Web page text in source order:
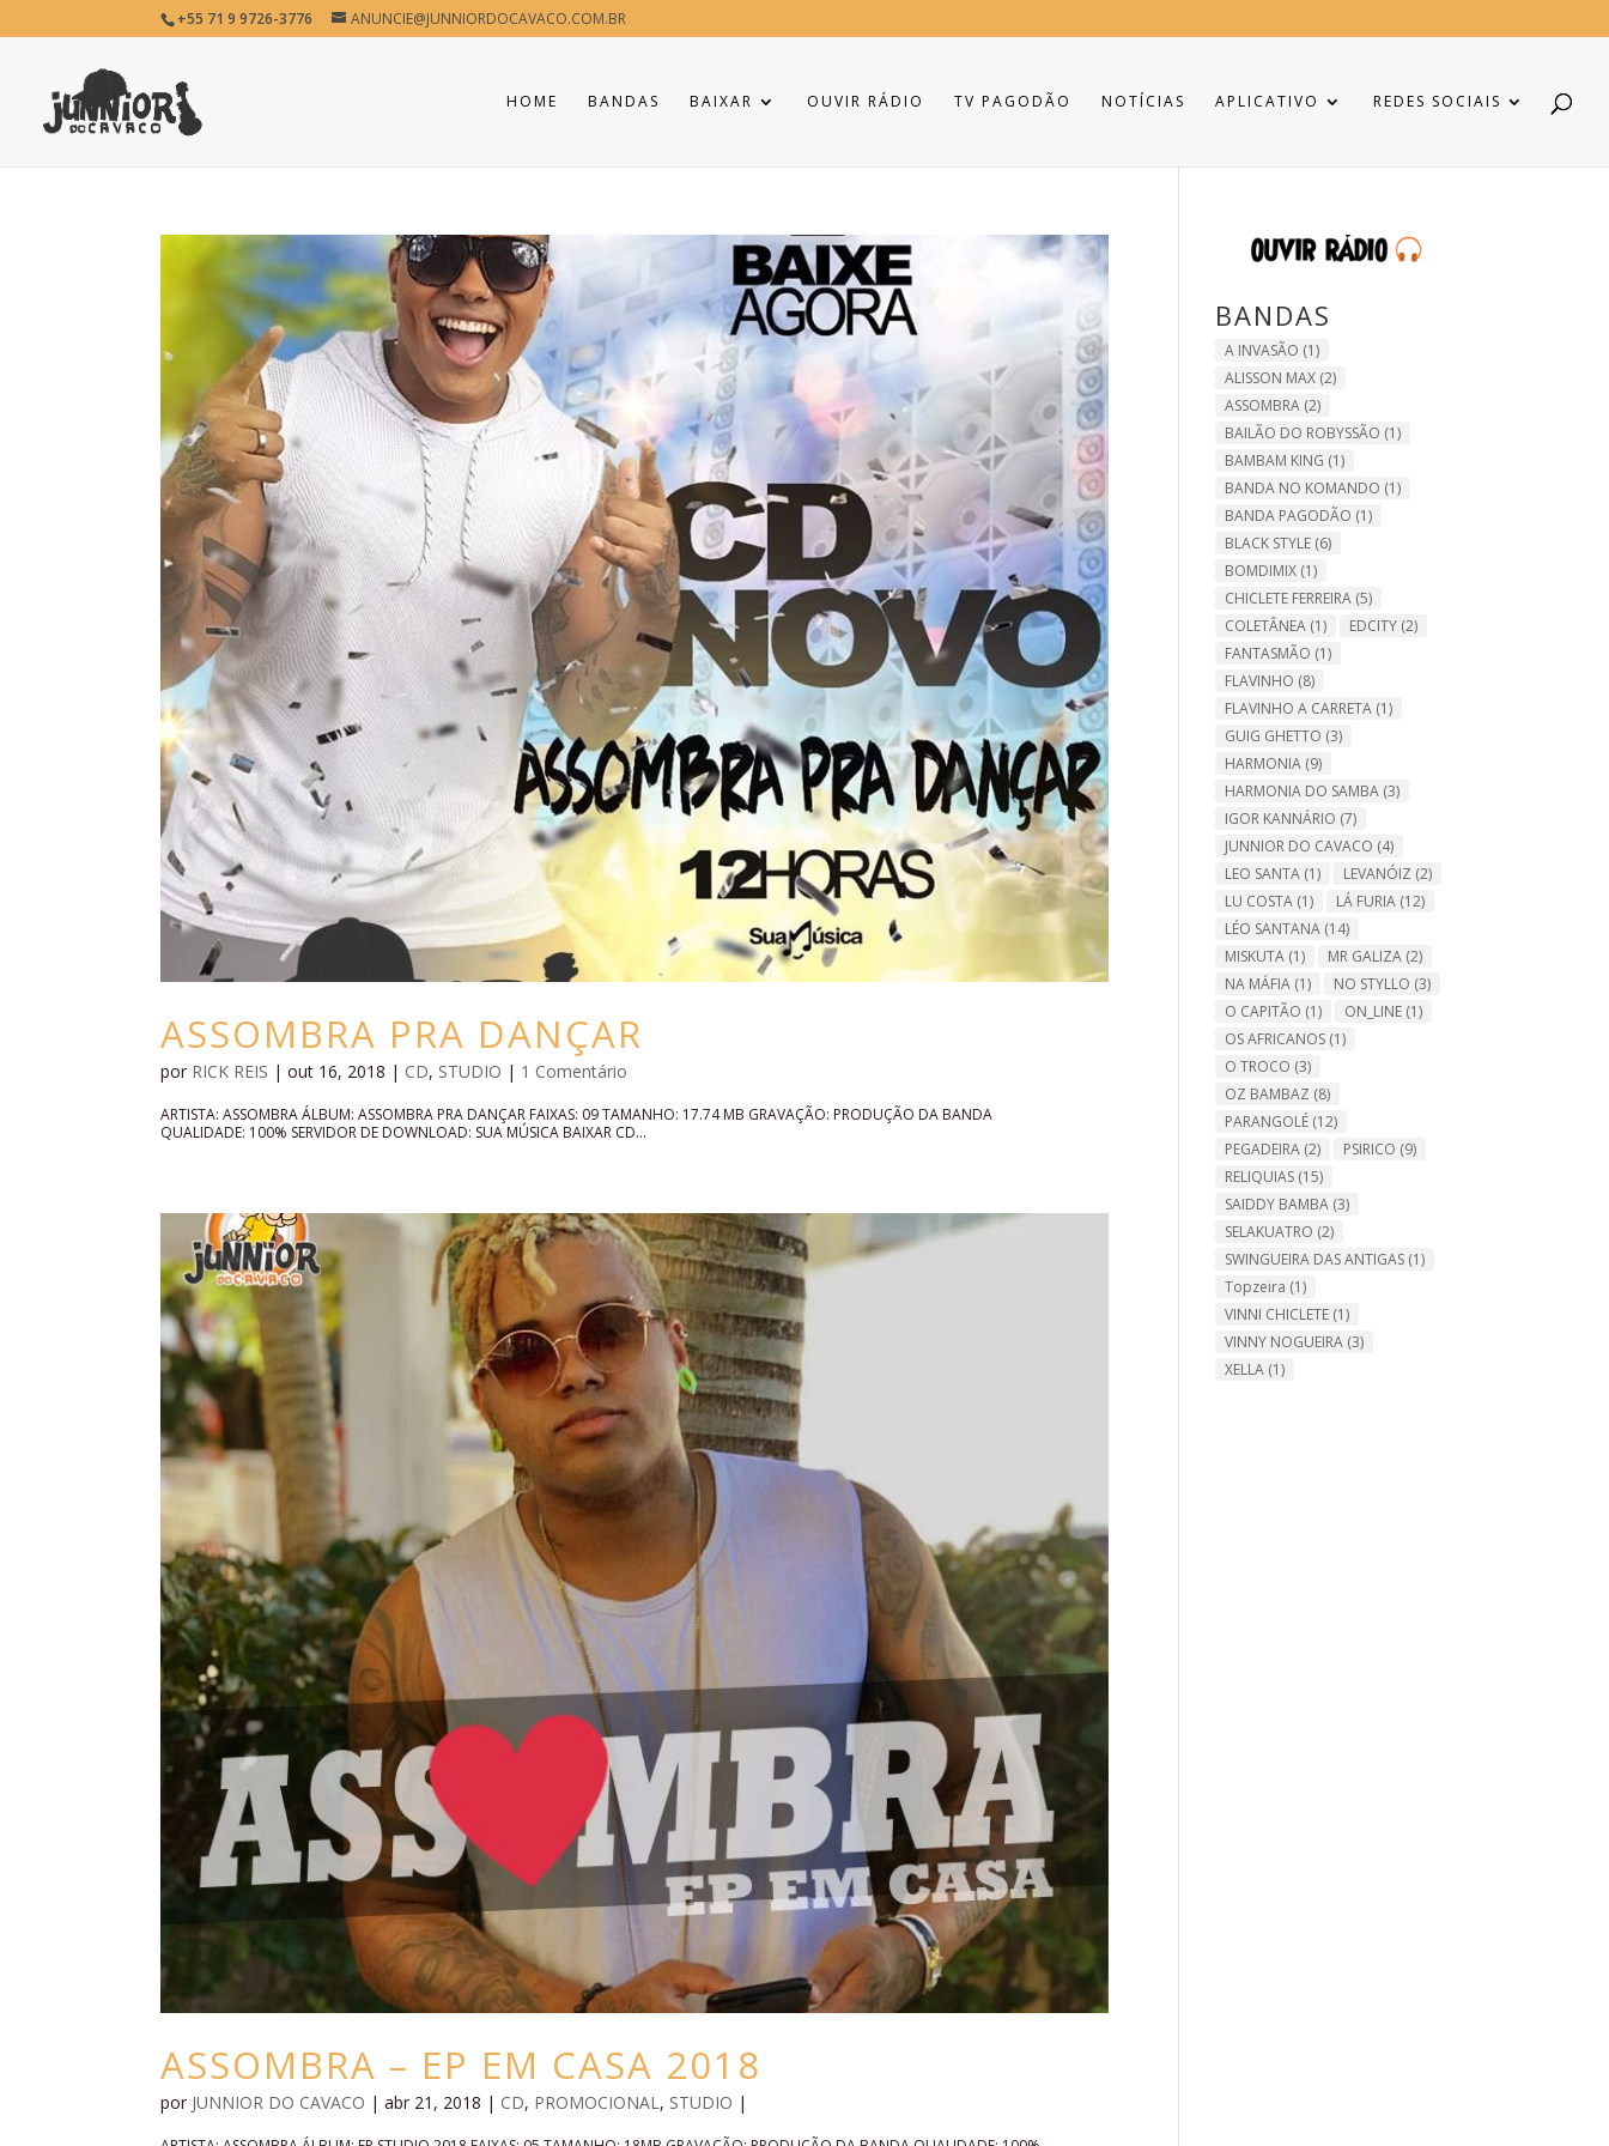
+55 71 9 9726-3776 ANUNCIE@JUNNIORDOCAVACO.COM.BR
HOME BANDAS BAIXAR OUVIR RÁDIO TV PAGODÃO NOTÍCIAS APLICATIVO REDES SOCIAIS
ASSOMBRA PRA DANÇAR
por RICK REIS |out 16, 2018 | CD, STUDIO | 1 Comentário
ARTISTA: ASSOMBRA ÁLBUM: ASSOMBRA PRA DANÇAR FAIXAS: 09 TAMANHO: 17.74 MB GRAVAÇÃO: PRODUÇÃO DA BANDA
QUALIDADE: 100% SERVIDOR DE DOWNLOAD: SUA MÚSICA BAIXAR CD...
ASSOMBRA – EP EM CASA 2018
por JUNNIOR DO CAVACO |abr 21, 2018 | CD, PROMOCIONAL, STUDIO |
BANDAS
A INVASÃO (1)
ALISSON MAX (2)
ASSOMBRA (2)
BAILÃO DO ROBYSSÃO (1)
BAMBAM KING (1)
BANDA NO KOMANDO (1)
BANDA PAGODÃO (1)
BLACK STYLE (6)
BOMDIMIX (1)
CHICLETE FERREIRA (5)
COLETÂNEA (1) EDCITY (2)
FANTASMÃO (1)
FLAVINHO (8)
FLAVINHO A CARRETA (1)
GUIG GHETTO (3)
HARMONIA (9)
HARMONIA DO SAMBA (3)
IGOR KANNÁRIO (7)
JUNNIOR DO CAVACO (4)
LEO SANTA (1) LEVANÓIZ (2)
LU COSTA (1) LÁ FURIA (12)
LÉO SANTANA (14)
MISKUTA (1) MR GALIZA (2)
NA MÁFIA (1) NO STYLLO (3)
O CAPITÃO (1) ON_LINE (1)
OS AFRICANOS (1)
O TROCO (3)
OZ BAMBAZ (8)
PARANGOLÉ (12)
PEGADEIRA (2) PSIRICO (9)
RELIQUIAS (15)
SAIDDY BAMBA (3)
SELAKUATRO (2)
SWINGUEIRA DAS ANTIGAS (1)
Topzeira (1)
VINNI CHICLETE (1)
VINNY NOGUEIRA (3)
XELLA (1)